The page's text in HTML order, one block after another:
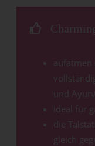
aufatmen
und
ideal für
die
gleich